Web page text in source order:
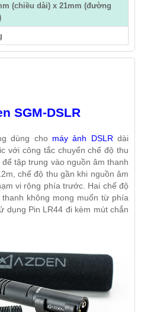
(chiều dài) x 21mm (đường
SGM-DSLR
dùng cho máy ảnh DSLR dài
với công tắc chuyển chế độ thu
tập trung vào nguồn âm thanh
chế độ thu gần khi nguồn âm
vi rộng phía trước. Hai chế độ
không mong muốn từ phía
dụng Pin LR44 đi kèm mút chắn